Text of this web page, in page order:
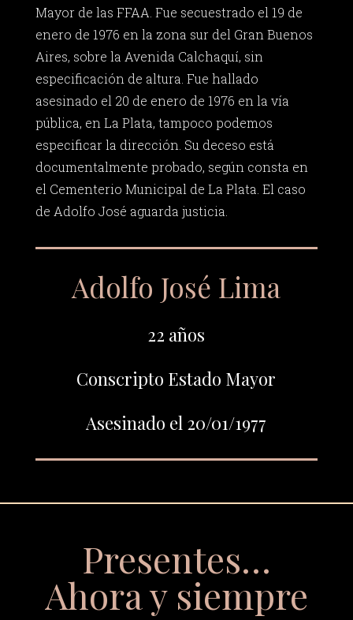
Mayor de las FFAA. Fue secuestrado el 19 de
enero de 1976 en la zona sur del Gran Buenos
Aires, sobre la Avenida Calchaquí, sin
especificación de altura. Fue hallado
asesinado el 20 de enero de 1976 en la vía
pública, en La Plata, tampoco podemos
especificar la dirección. Su deceso está
documentalmente probado, según consta en
el Cementerio Municipal de La Plata. El caso
de Adolfo José aguarda justicia.
Adolfo José Lima
22 años
Conscripto Estado Mayor
Asesinado el 20/01/1977
Presentes…
Ahora y siempre